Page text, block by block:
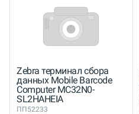
Zebra терминал сбора
данных Mobile Barcode
Computer MC32N0-
SL2HAHEIA
ПП52233